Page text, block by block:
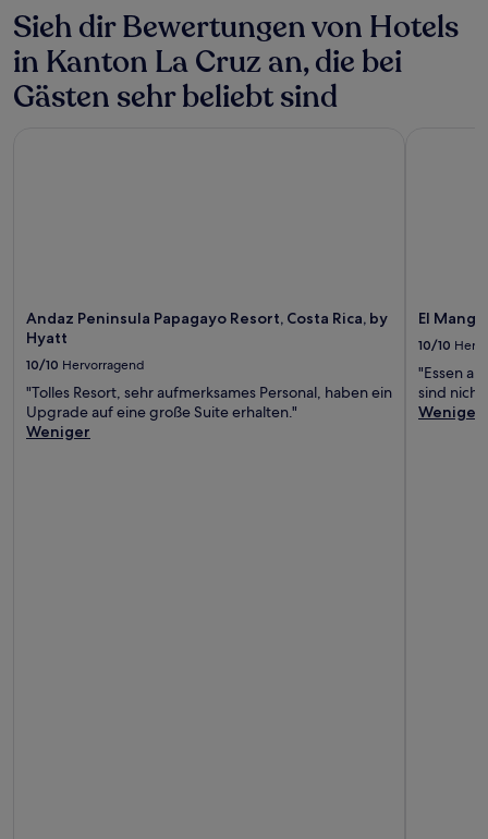
Sieh dir Bewertungen von Hotels
in Kanton La Cruz an, die bei
Gästen sehr beliebt sind
Andaz Peninsula Papagayo Resort, Costa Rica, by
Hyatt
10/10 Hervorragend
"Tolles Resort, sehr aufmerksames Personal, haben ein
Upgrade auf eine große Suite erhalten."
Weniger
El
10/10
"Essen
sind
Weniger